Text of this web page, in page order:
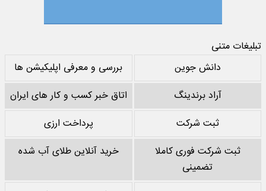
تبلیغات متنی
دانش جوین
بررسی و معرفی اپلیکیشن ها
آراد برندینگ
اتاق خبر کسب و کار های ایران
ثبت شرکت
پرداخت ارزی
ثبت شرکت فوری کاملا
تضمینی
خرید آنلاین طلای آب شده